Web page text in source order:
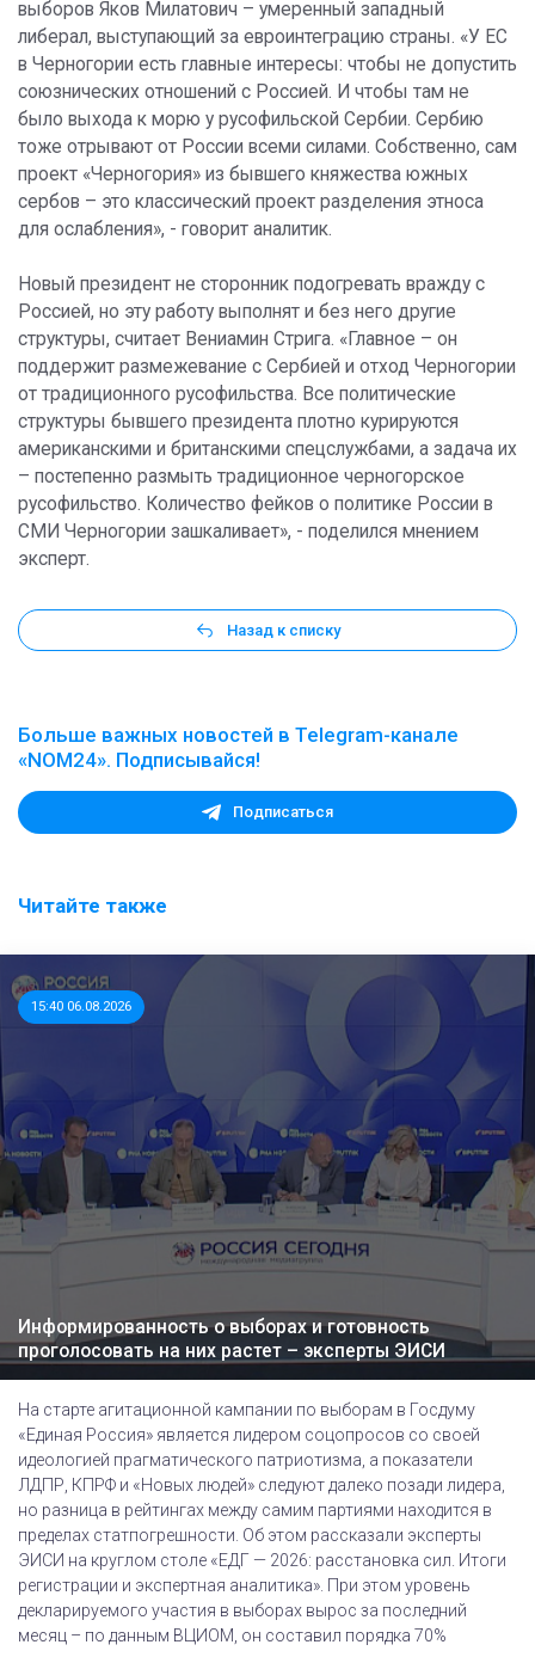
выборов Яков Милатович – умеренный западный
либерал, выступающий за евроинтеграцию страны. «У ЕС
в Черногории есть главные интересы: чтобы не допустить
союзнических отношений с Россией. И чтобы там не
было выхода к морю у русофильской Сербии. Сербию
тоже отрывают от России всеми силами. Собственно, сам
проект «Черногория» из бывшего княжества южных
сербов – это классический проект разделения этноса
для ослабления», - говорит аналитик.
Новый президент не сторонник подогревать вражду с
Россией, но эту работу выполнят и без него другие
структуры, считает Вениамин Стрига. «Главное – он
поддержит размежевание с Сербией и отход Черногории
от традиционного русофильства. Все политические
структуры бывшего президента плотно курируются
американскими и британскими спецслужбами, а задача их
– постепенно размыть традиционное черногорское
русофильство. Количество фейков о политике России в
СМИ Черногории зашкаливает», - поделился мнением
эксперт.
Назад к списку
Больше важных новостей в Telegram-канале
«NOM24». Подписывайся!
Подписаться
Читайте также
15:40 06.08.2026
Информированность о выборах и готовность
проголосовать на них растет – эксперты ЭИСИ
На старте агитационной кампании по выборам в Госдуму
«Единая Россия» является лидером соцопросов со своей
идеологией прагматического патриотизма, а показатели
ЛДПР, КПРФ и «Новых людей» следуют далеко позади лидера,
но разница в рейтингах между самим партиями находится в
пределах статпогрешности. Об этом рассказали эксперты
ЭИСИ на круглом столе «ЕДГ — 2026: расстановка сил. Итоги
регистрации и экспертная аналитика». При этом уровень
декларируемого участия в выборах вырос за последний
месяц – по данным ВЦИОМ, он составил порядка 70%